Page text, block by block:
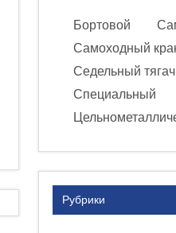
Бортовой
Самоходный
Седельный тягач
Специальный
Рубрики